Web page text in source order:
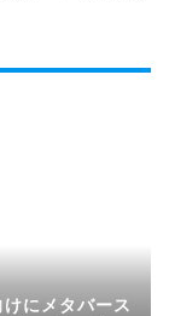
にメタバース